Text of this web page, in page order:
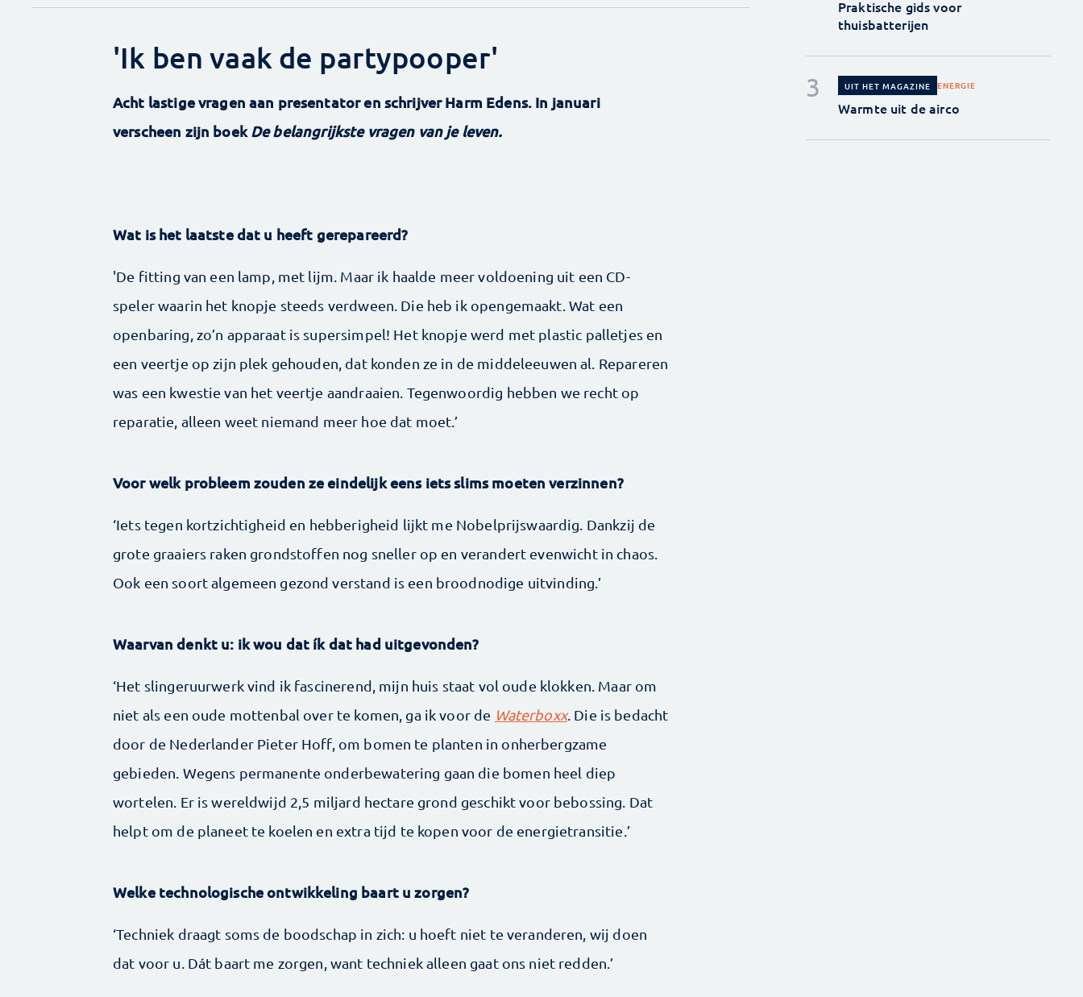
'Ik ben vaak de partypooper'
Acht lastige vragen aan presentator en schrijver Harm Edens. In januari
verscheen zijn boekDe belangrijkste vragen van je leven.
Wat is het laatste dat u heeft gerepareerd?
'De fitting van een lamp, met lijm. Maar ik haalde meer voldoening uit een CD-
speler waarin het knopje steeds verdween. Die heb ik opengemaakt. Wat een
openbaring, zo’n apparaat is supersimpel! Het knopje werd met plastic palletjes en
een veertje op zijn plek gehouden, dat konden ze in de middeleeuwen al. Repareren
was een kwestie van het veertje aandraaien. Tegenwoordig hebben we recht op
reparatie, alleen weet niemand meer hoe dat moet.’
Voor welk probleem zouden ze eindelijk eens iets slims moeten verzinnen?
‘Iets tegen kortzichtigheid en hebberigheid lijkt me Nobelprijswaardig. Dankzij de
grote graaiers raken grondstoffen nog sneller op en verandert evenwicht in chaos.
Ook een soort algemeen gezond verstand is een broodnodige uitvinding.’
Waarvan denkt u: ik wou dat ík dat had uitgevonden?
‘Het slingeruurwerk vind ik fascinerend, mijn huis staat vol oude klokken. Maar om
niet als een oude mottenbal over te komen, ga ik voor de Waterboxx. Die is bedacht
door de Nederlander Pieter Hoff, om bomen te planten in onherbergzame
gebieden. Wegens permanente onderbewatering gaan die bomen heel diep
wortelen. Er is wereldwijd 2,5 miljard hectare grond geschikt voor bebossing. Dat
helpt om de planeet te koelen en extra tijd te kopen voor de energietransitie.’
Welke technologische ontwikkeling baart u zorgen?
‘Techniek draagt soms de boodschap in zich: u hoeft niet te veranderen, wij doen
dat voor u. Dát baart me zorgen, want techniek alleen gaat ons niet redden.’
Praktische gids voor
thuisbatterijen
UIT HET MAGAZINE ENERGIE
Warmte uit de airco